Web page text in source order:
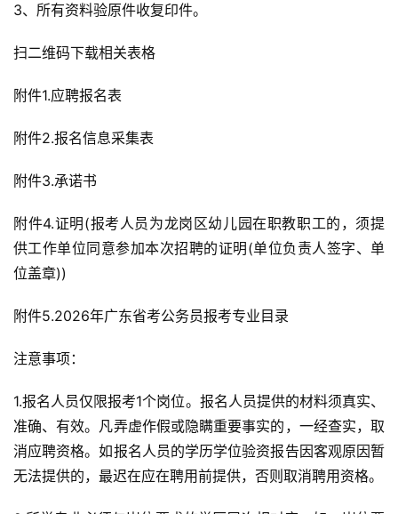
3、所有资料验原件收复印件。
扫二维码下载相关表格
附件1.应聘报名表
附件2.报名信息采集表
附件3.承诺书
附件4.证明(报考人员为龙岗区幼儿园在职教职工的，须提
供工作单位同意参加本次招聘的证明(单位负责人签字、单
位盖章))
附件5.2026年广东省考公务员报考专业目录
注意事项：
1.报名人员仅限报考1个岗位。报名人员提供的材料须真实、
准确、有效。凡弄虚作假或隐瞒重要事实的，一经查实，取
消应聘资格。如报名人员的学历学位验资报告因客观原因暂
无法提供的，最迟在应在聘用前提供，否则取消聘用资格。